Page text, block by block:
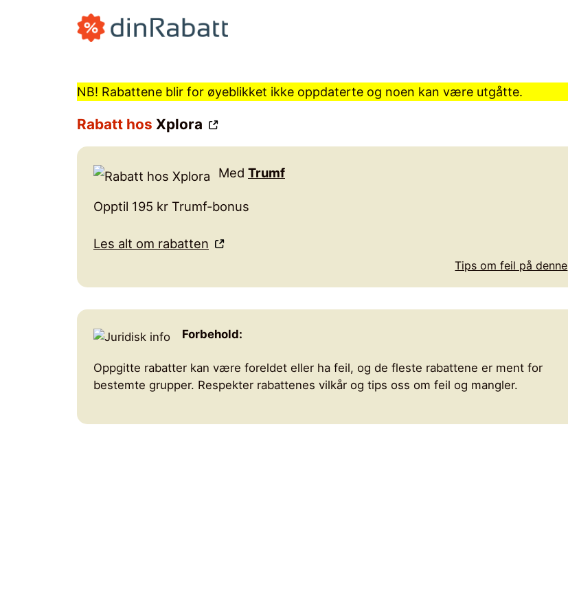
NB! Rabattene blir for øyeblikket ikke oppdaterte og noen kan være utgåtte.
Rabatt hos Xplora
Med Trumf
Opptil 195 kr Trumf-bonus
Les alt om rabatten
Tips om feil på denne
Forbehold:
Oppgitte rabatter kan være foreldet eller ha feil, og de fleste rabattene er ment for
bestemte grupper. Respekter rabattenes vilkår og tips oss om feil og mangler.